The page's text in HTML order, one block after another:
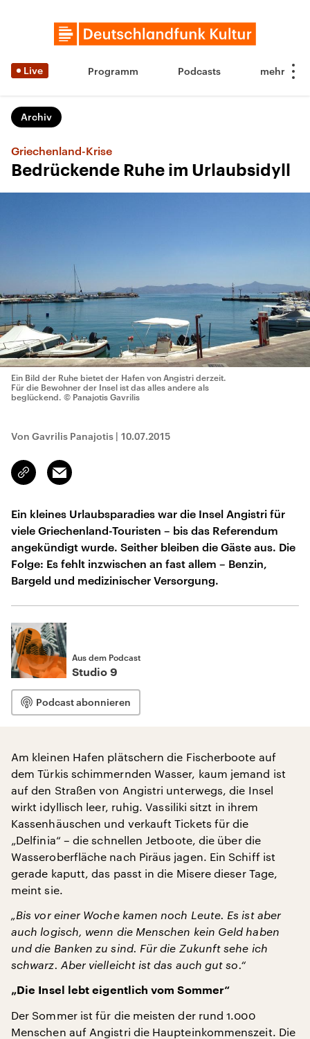
Live Programm Podcasts
Archiv
Griechenland-Krise
Bedrückende Ruhe im Urlaubsidyll
Ein Bild der Ruhe bietet der Hafen von Angistri derzeit.
Für die Bewohner der Insel ist das alles andere als
beglückend. © Panajotis Gavrilis
Von Gavrilis Panajotis | 10.07.2015
Link
kopieren/teilen
Email
Ein kleines Urlaubsparadies war die Insel Angistri für
viele Griechenland-Touristen – bis das Referendum
angekündigt wurde. Seither bleiben die Gäste aus. Die
Folge: Es fehlt inzwischen an fast allem – Benzin,
Bargeld und medizinischer Versorgung.
Aus dem Podcast
Studio 9
Podcast abonnieren
Am kleinen Hafen plätschern die Fischerboote auf
dem Türkis schimmernden Wasser, kaum jemand ist
auf den Straßen von Angistri unterwegs, die Insel
wirkt idyllisch leer, ruhig. Vassiliki sitzt in ihrem
Kassenhäuschen und verkauft Tickets für die
„Delfinia“ – die schnellen Jetboote, die über die
Wasseroberfläche nach Piräus jagen. Ein Schiff ist
gerade kaputt, das passt in die Misere dieser Tage,
meint sie.
„Bis vor einer Woche kamen noch Leute. Es ist aber
auch logisch, wenn die Menschen kein Geld haben
und die Banken zu sind. Für die Zukunft sehe ich
schwarz. Aber vielleicht ist das auch gut so.“
„Die Insel lebt eigentlich vom Sommer“
Der Sommer ist für die meisten der rund 1.000
Menschen auf Angistri die Haupteinkommenszeit. Die